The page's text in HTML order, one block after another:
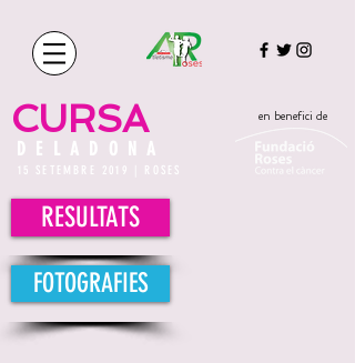
CURSA
DELADONA
15 SETEMBRE 2019 | ROSES
en benefici de
RESULTATS
FOTOGRAFIES